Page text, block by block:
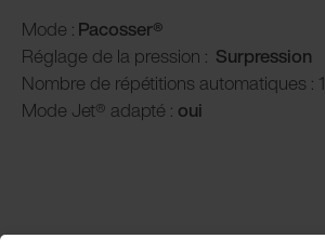
Mode : Pacosser®
Réglage de la pression : Surpression
Nombre de répétitions automatiques : 1
Mode Jet® adapté : oui